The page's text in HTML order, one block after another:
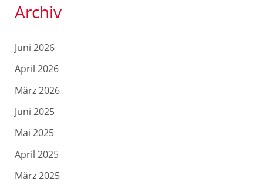
Archiv
Juni 2026
April 2026
März 2026
Juni 2025
Mai 2025
April 2025
März 2025